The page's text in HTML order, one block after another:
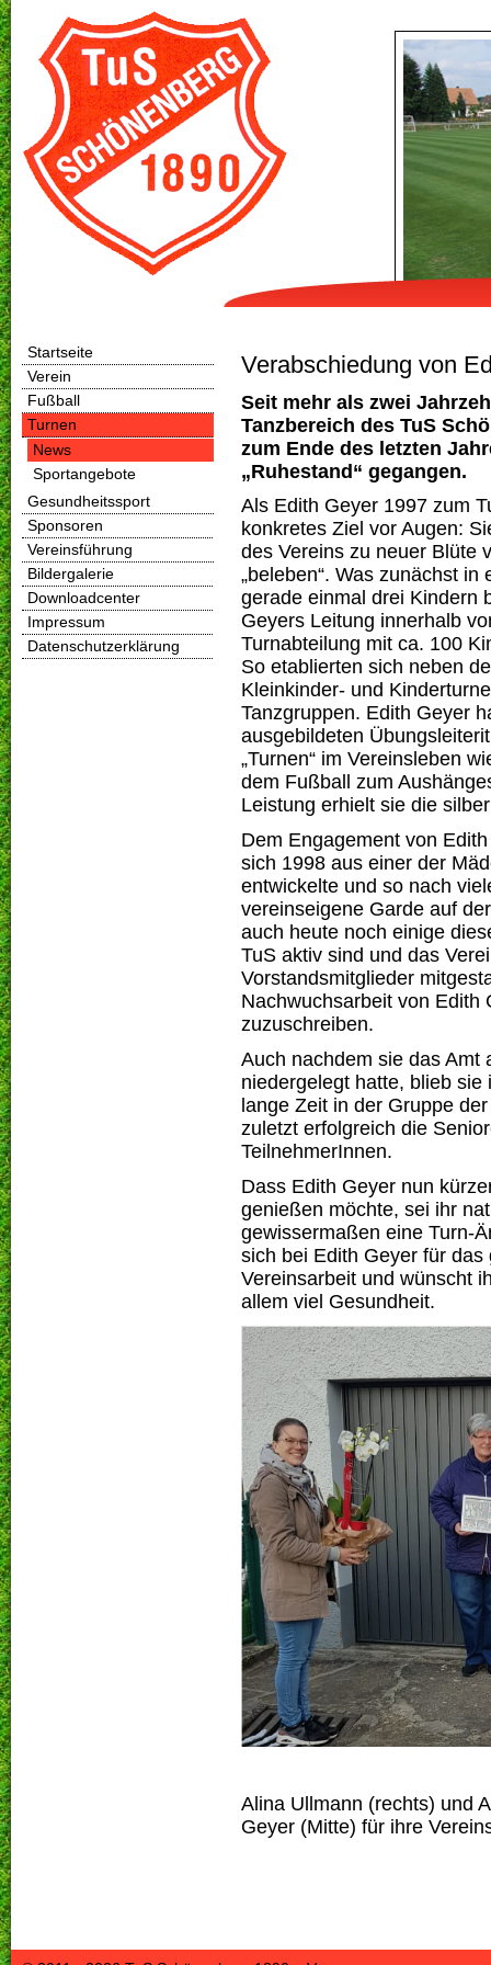
Startseite
Verein
Fußball
Turnen
News
Sportangebote
Gesundheitssport
Sponsoren
Vereinsführung
Bildergalerie
Downloadcenter
Impressum
Datenschutzerklärung
Verabschiedung von
Seit mehr als zwei
Tanzbereich des TuS
zum Ende des letzten
„Ruhestand“ gegangen.
Als Edith Geyer 1997 zum
konkretes Ziel vor Augen:
des Vereins zu neuer Blüte
„beleben“. Was zunächst
gerade einmal drei Kindern
Geyers Leitung innerhalb
Turnabteilung mit ca. 100
So etablierten sich neben
Kleinkinder- und
Tanzgruppen. Edith Geyer
ausgebildeten
„Turnen“ im Vereinsleben
dem Fußball zum
Leistung erhielt sie die
Dem Engagement von
sich 1998 aus einer der
entwickelte und so nach
vereinseigene Garde auf
auch heute noch einige
TuS aktiv sind und das
Vorstandsmitglieder
Nachwuchsarbeit von Edith
zuzuschreiben.
Auch nachdem sie das Amt
niedergelegt hatte, blieb
lange Zeit in der Gruppe
zuletzt erfolgreich die
TeilnehmerInnen.
Dass Edith Geyer nun
genießen möchte, sei ihr
gewissermaßen eine Turn-
sich bei Edith Geyer für
Vereinsarbeit und wünscht
allem viel Gesundheit.
Alina Ullmann (rechts) und
Geyer (Mitte) für ihre